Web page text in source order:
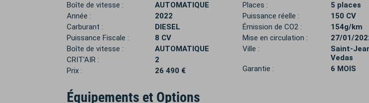
Boîte de vitesse :
AUTOMATIQUE
Année :
2022
Carburant :
DIESEL
Puissance Fiscale :
8 CV
Boîte de vitesse :
AUTOMATIQUE
CRIT'AIR :
2
Prix :
26 490 €
Places :
5 places
Puissance réelle :
150 CV
Émission de CO2 :
154g/km
Mise en circulation :
27/01/
Ville :
Saint-
Vedas
Garantie :
6 MOIS
Équipements et Options